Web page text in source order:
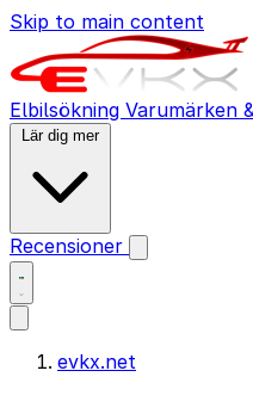
Skip to main content
Elbilsökning Varumärken
Lär dig mer
Recensioner
evkx.net